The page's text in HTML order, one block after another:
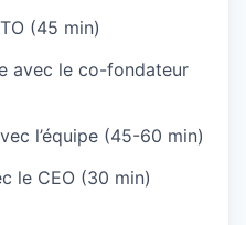
(45 min)
avec le co-fondateur
l’équipe (45-60 min)
le CEO (30 min)